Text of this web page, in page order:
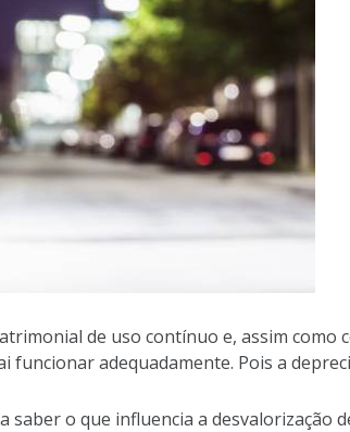
de uso contínuo e, assim como
adequadamente. Pois a
o que influencia a desvalorização